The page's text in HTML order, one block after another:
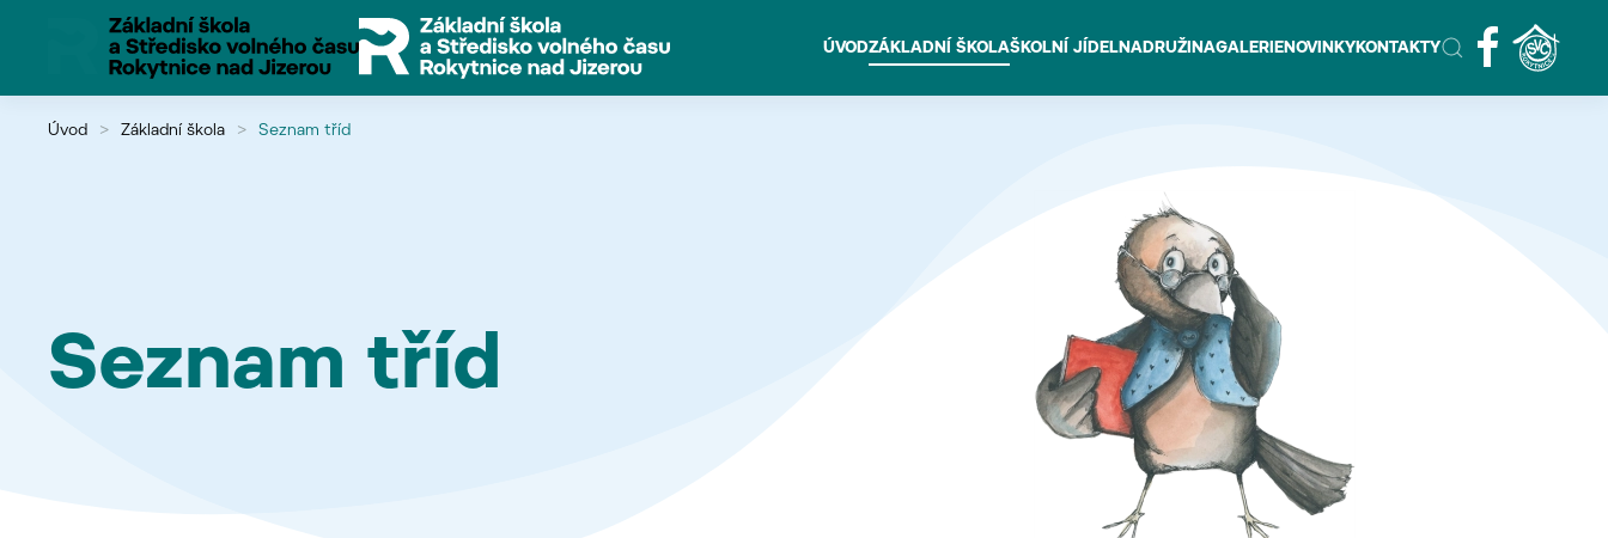
Přejít na hlavní obsah
ÚVODZÁKLADNÍ ŠKOLAŠKOLNÍ JÍDELNA DRUŽINAGALERIENOVINKY KONTAKTY
Úvod Základní škola Seznam tříd
Seznam tříd